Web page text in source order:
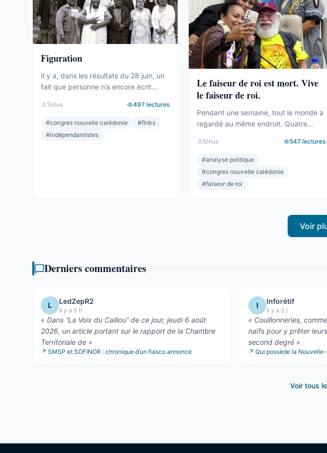
Figuration
Il y a, dans les résultats du 28 juin, un
fait que personne n’a encore écrit
obtient 19 sièges au Congrès. Dix-
neuf. C’est un chiffre respectable – le
deuxième bloc de l’hémicycle, plus
Sirius 497 lectures
#congres nouvelle calédonie #flnks
#indépendantistes
Le faiseur de roi est mort. Vive
le faiseur de roi.
Pendant une semaine, tout le monde a
regardé au même endroit. Quatre
Océanien. Le faiseur de roi, l’arbitre,
celui qui penche et fait basculer.
Depuis 2019, la formule était connue :
Sirius 547 lectures
#analyse politique
#congres nouvelle calédonie
#faiseur de roi
Voir
Derniers commentaires
L LedZepR2
Il y a 5 h
« Dans “La Voix du Caillou” de ce jour, jeudi 6 août
2026, un article portant sur le rapport de la Chambre
Territoriale de »
↗ SMSP et SOFINOR : chronique d’un fiasco annoncé
I Inforétif
Il y a 2 j
« Couillonneries,
naïfs pour y prêter
second degré »
↗ Qui possède la
Voir tous